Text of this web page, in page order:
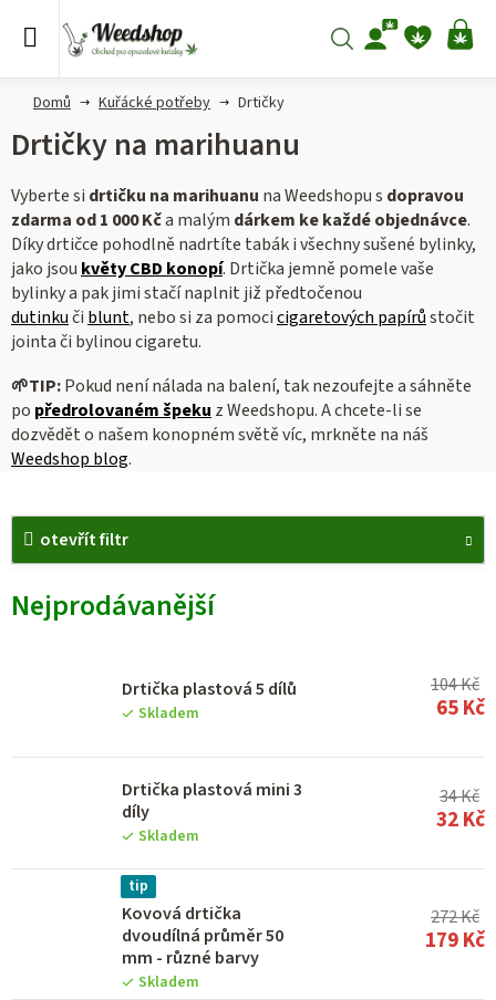
Hledat
Domů Kuřácké potřeby Drtičky
Drtičky na marihuanu
Vyberte si drtičku na marihuanu na Weedshopu s dopravou
zdarma od 1 000 Kča malým dárkem ke každé objednávce.
Díky drtičce pohodlně nadrtíte tabák i všechny sušené bylinky,
jako jsou květy CBD konopí. Drtička jemně pomele vaše
bylinky a pak jimi stačí naplnit již předtočenou
dutinkuči blunt, nebo si za pomocicigaretových papírůstočit
jointa či bylinou cigaretu.
🌱TIP:Pokud není nálada na balení, tak nezoufejte a sáhněte
po předrolovaném špeku z Weedshopu. A chcete-li se
dozvědět o našem konopném světě víc, mrkněte na náš
Weedshop blog.
Nejprodávanější
Drtička plastová 5 dílů
Skladem
104 Kč
65 Kč
Drtička plastová mini 3
díly
Skladem
34 Kč
32 Kč
tip
Kovová drtička
dvoudílná průměr 50
mm - různé barvy
Skladem
272 Kč
179 Kč
otevřít filtr
V
i
o
k